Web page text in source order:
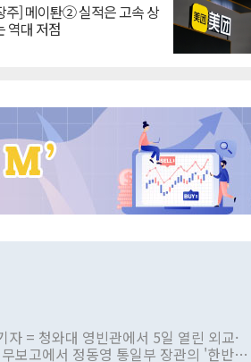
주] 메이퇀② 실적은 고속 상
역대 저점
= 청와대 영빈관에서 5일 열린 외교·
보고에서 정동영 통일부 장관의 '한반도